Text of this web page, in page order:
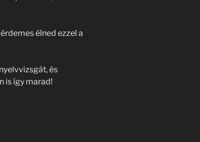
élned ezzel a
és
is így marad!